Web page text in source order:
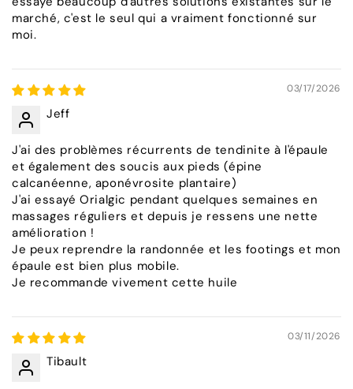
marché, c'est le seul qui a vraiment fonctionné sur
moi.
03/17/2026
Jeff
J'ai des problèmes récurrents de tendinite à l'épaule
et également des soucis aux pieds (épine
calcanéenne, aponévrosite plantaire)
J'ai essayé Orialgic pendant quelques semaines en
massages réguliers et depuis je ressens une nette
amélioration !
Je peux reprendre la randonnée et les footings et mon
épaule est bien plus mobile.
Je recommande vivement cette huile
03/11/2026
Tibault